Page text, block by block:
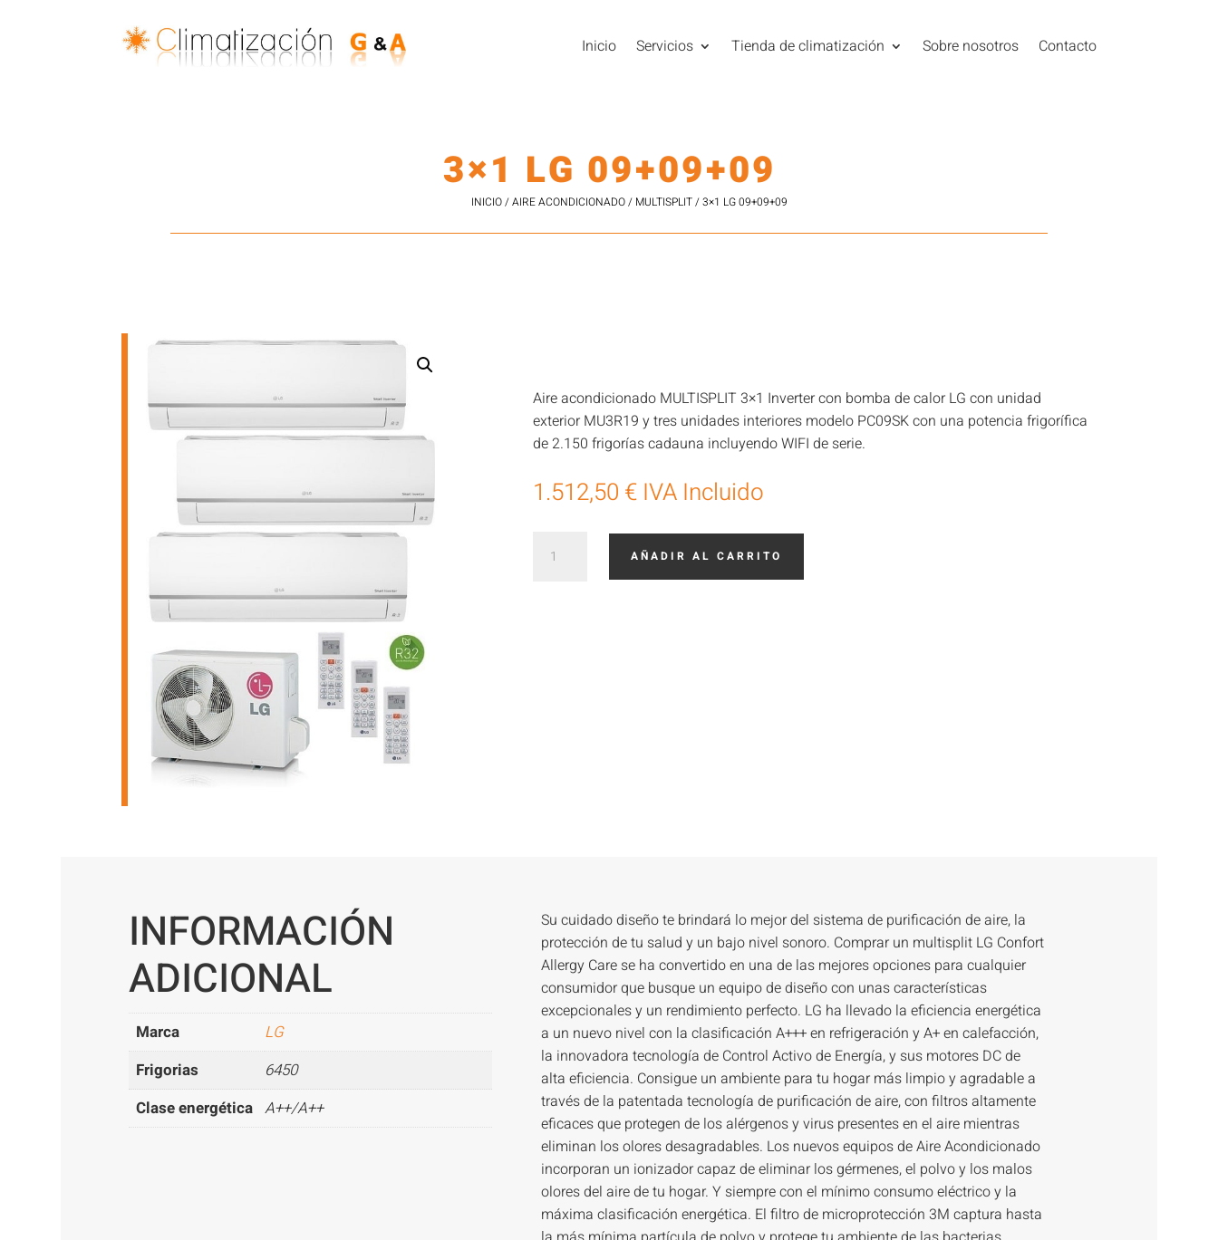
Inicio Servicios Tienda de climatización Sobre nosotros Contacto
3×1 LG 09+09+09
INICIO/AIRE ACONDICIONADO/ MULTISPLIT/ 3×1 LG 09+09+09
Aire acondicionado MULTISPLIT 3×1 Inverter con bomba de calor LG con unidad
exterior MU3R19 y tres unidades interiores modelo PC09SK con una potencia frigorífica
de 2.150 frigorías cadauna incluyendo WIFI de serie.
1.512,50 € IVA Incluido
AÑADIR AL CARRITO
INFORMACIÓN
ADICIONAL
Marca
LG
Frigorias
6450
Clase energética A++/A++
Su cuidado diseño te brindará lo mejor del sistema de purificación de aire, la
protección de tu salud y un bajo nivel sonoro. Comprar un multisplit LG Confort
Allergy Care se ha convertido en una de las mejores opciones para cualquier
consumidor que busque un equipo de diseño con unas características
excepcionales y un rendimiento perfecto. LG ha llevado la eficiencia energética
a un nuevo nivel con la clasificación A+++ en refrigeración y A+ en calefacción,
la innovadora tecnología de Control Activo de Energía, y sus motores DC de
alta eficiencia. Consigue un ambiente para tu hogar más limpio y agradable a
través de la patentada tecnología de purificación de aire, con filtros altamente
eficaces que protegen de los alérgenos y virus presentes en el aire mientras
eliminan los olores desagradables. Los nuevos equipos de Aire Acondicionado
incorporan un ionizador capaz de eliminar los gérmenes, el polvo y los malos
olores del aire de tu hogar. Y siempre con el mínimo consumo eléctrico y la
máxima clasificación energética. El filtro de microprotección 3M captura hasta